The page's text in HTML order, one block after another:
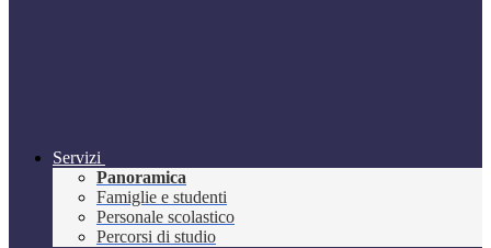
Servizi
Panoramica
Famiglie e studenti
Personale scolastico
Percorsi di studio